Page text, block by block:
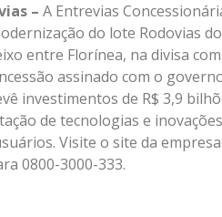
– A Entrevias
do lote Rodovias
entre Florínea, na divisa
assinado com o
investimentos de R$ 3,9
de tecnologias e
Visite o site da
0800-3000-333.